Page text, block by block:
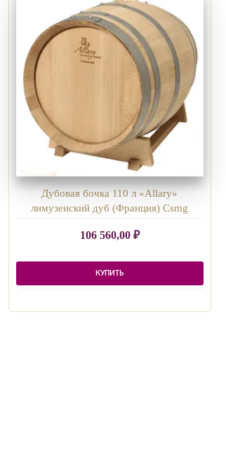
Дубовая бочка 110 л «Allary»
лимузенский дуб (Франция) Csmg
106 560,00 ₽
КУПИТЬ